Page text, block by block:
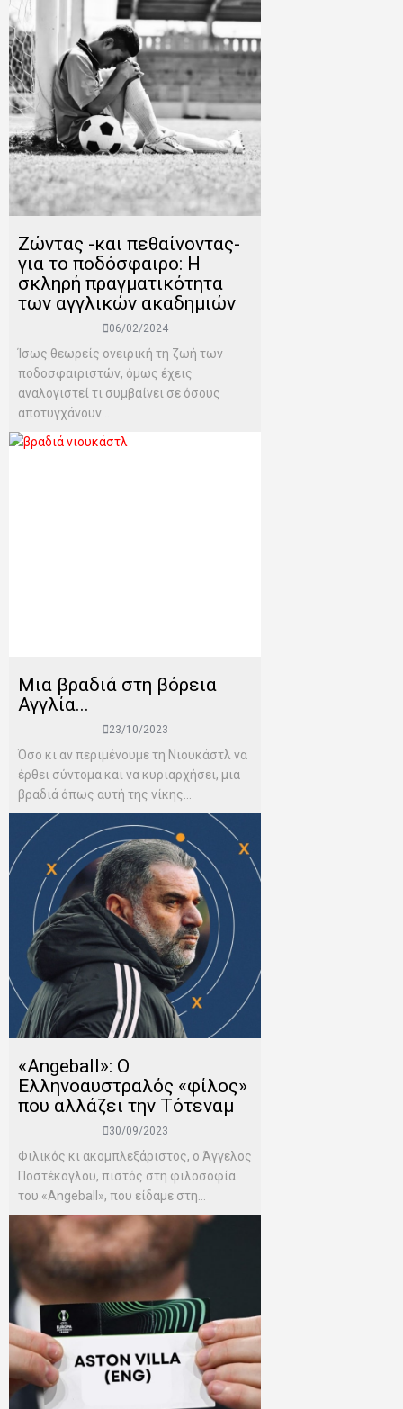
Zώντας -και πεθαίνοντας-
για το ποδόσφαιρο: H
σκληρή πραγματικότητα
των αγγλικών ακαδημιών
06/02/2024
Ίσως θεωρείς ονειρική τη ζωή των
ποδοσφαιριστών, όμως έχεις
αναλογιστεί τι συμβαίνει σε όσους
αποτυγχάνουν...
Μια βραδιά στη βόρεια
Αγγλία...
23/10/2023
Όσο κι αν περιμένουμε τη Νιουκάστλ να
έρθει σύντομα και να κυριαρχήσει, μια
βραδιά όπως αυτή της νίκης...
«Angeball»: Ο
Ελληνοαυστραλός «φίλος»
που αλλάζει την Τότεναμ
30/09/2023
Φιλικός κι ακομπλεξάριστος, ο Άγγελος
Ποστέκογλου, πιστός στη φιλοσοφία
του «Angeball», που είδαμε στη...